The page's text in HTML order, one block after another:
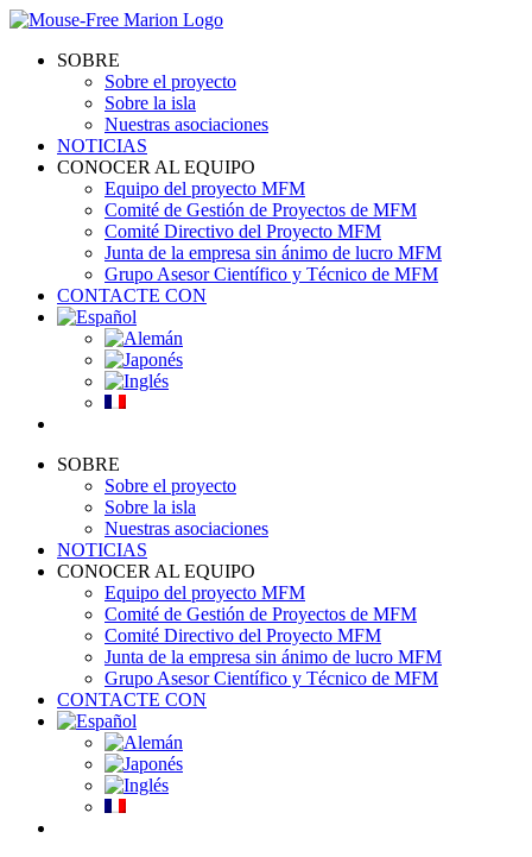
Skip
contentSOBRE
Sobre el proyecto
Sobre la isla
Nuestras asociaciones
NOTICIAS
CONOCER AL EQUIPO
Equipo del proyecto MFM
Comité de Gestión de Proyectos de MFM
Comité Directivo del Proyecto MFM
Junta de la empresa sin ánimo de lucro MFM
Grupo Asesor Científico y Técnico de MFM
CONTACTE CON
SOBRE
Sobre el proyecto
Sobre la isla
Nuestras asociaciones
NOTICIAS
CONOCER AL EQUIPO
Equipo del proyecto MFM
Comité de Gestión de Proyectos de MFM
Comité Directivo del Proyecto MFM
Junta de la empresa sin ánimo de lucro MFM
Grupo Asesor Científico y Técnico de MFM
CONTACTE CON